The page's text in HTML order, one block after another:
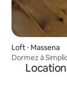
Loft ⋅ Massena
Dormez à